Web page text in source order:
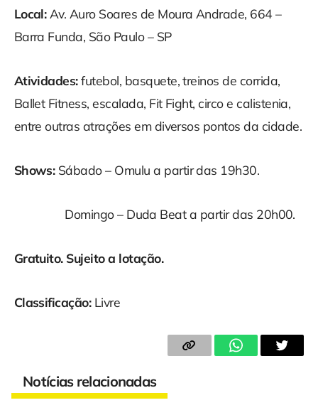
Local:Av. Auro Soares de Moura Andrade, 664 –
Barra Funda, São Paulo – SP
Atividades:futebol, basquete, treinos de corrida,
Ballet Fitness, escalada, Fit Fight, circo e calistenia,
entre outras atrações em diversos pontos da cidade.
Shows: Sábado – Omulu a partir das 19h30.
Domingo – Duda Beat a partir das 20h00.
Gratuito. Sujeito a lotação.
Classificação:Livre
Notícias relacionadas